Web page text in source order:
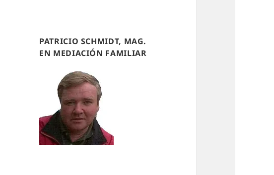
PATRICIO SCHMIDT, MAG.
EN MEDIACIÓN FAMILIAR